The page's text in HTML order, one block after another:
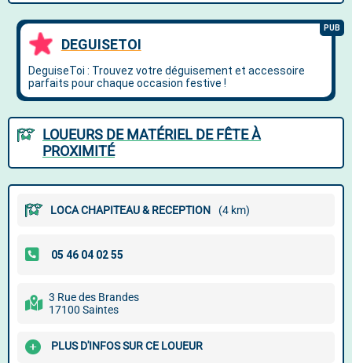
LOUEURS DE MATÉRIEL DE FÊTE À
PROXIMITÉ
LOCA CHAPITEAU & RECEPTION (4 km)
3 Rue des Brandes
17100 Saintes
PLUS D'INFOS SUR CE LOUEUR